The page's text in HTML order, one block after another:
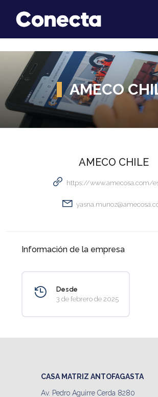
AMECO
AMECO CHILE
https://www.amecosa.com/
Información de la empresa
Desde
3 de febrero de 2025
CASA MATRIZ ANTOFAGASTA
Av. Pedro Aguirre Cerda 8280